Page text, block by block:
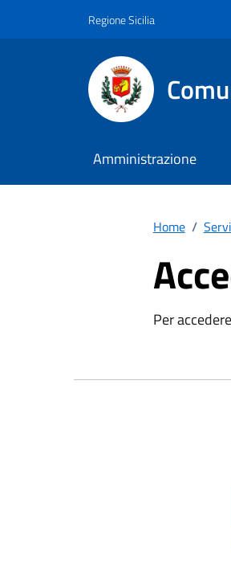
Regione Sicilia
Amministrazione
Home /
Per